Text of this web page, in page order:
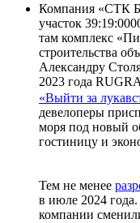
Компания «СТК
участок
там комплекс
строительства
Александру
2023 года
«Выйти за
девелоперы
моря под новый
гостиницу и
Тем не менее р
в июле 2024
компании